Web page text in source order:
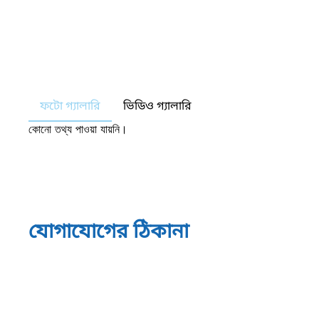
ফটো গ্যালারি ভিডিও গ্যালারি
কোনো তথ্য পাওয়া যায়নি।
যোগাযোগের ঠিকানা